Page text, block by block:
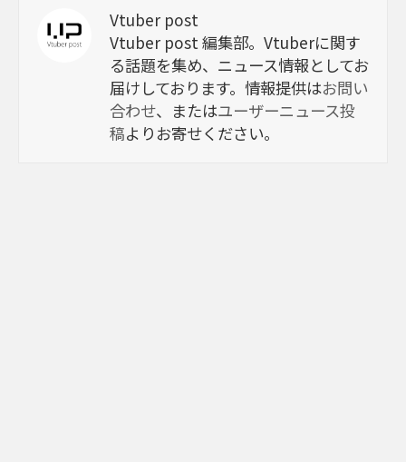
Vtuber post
Vtuber post 編集部。Vtuberに関す
る話題を集め、ニュース情報としてお
届けしております。情報提供はお問い
合わせ、またはユーザーニュース投
稿よりお寄せください。